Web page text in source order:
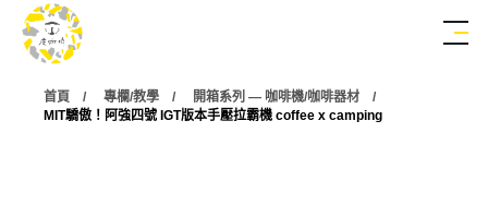
首頁 專欄/教學
開箱系列 — 咖啡機/咖啡器材
MIT驕傲！阿強四號 IGT版本手壓拉霸機 coffee x camping